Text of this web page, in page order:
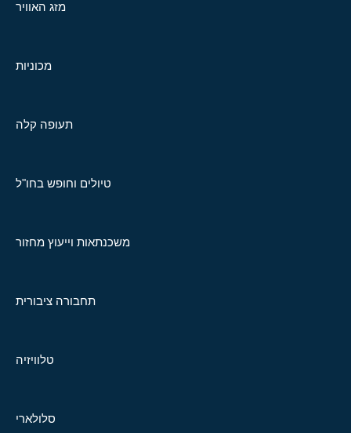
מזג האוויר
מכוניות
תעופה קלה
טיולים וחופש בחו"ל
משכנתאות וייעוץ מחזור
תחבורה ציבורית
טלוויזיה
סלולארי